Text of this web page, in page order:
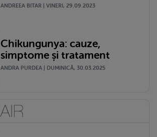
ANDREEA BITAR | VINERI, 29.09.2023
Chikungunya: cauze,
simptome și tratament
ANDRA PURDEA | DUMINICĂ, 30.03.2025